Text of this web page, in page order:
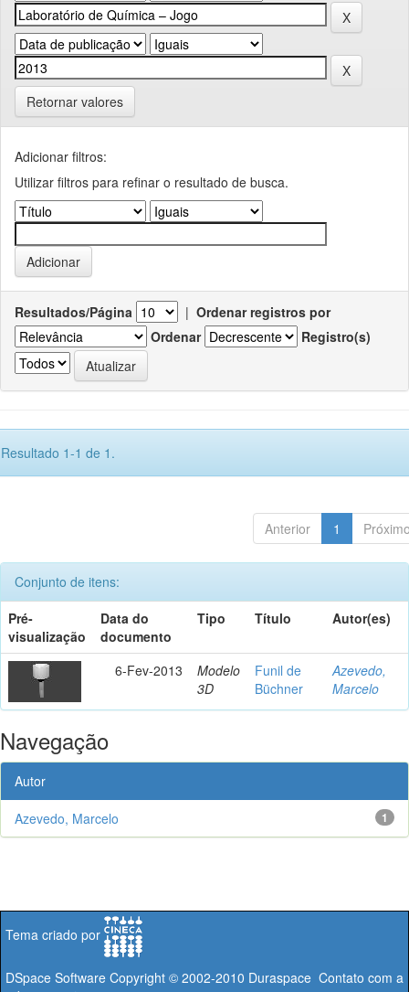
Retornar valores
Adicionar filtros:
Utilizar filtros para refinar o resultado de busca.
Resultados/Página | Ordenar registros por
Ordenar
Registro(s)
Resultado 1-1 de 1.
Anterior 1
Conjunto de itens:
Pré-
visualização
Data do
documento
Tipo Título Autor(es)
6-Fev-2013
Modelo
3D
Funil de
Büchner
Azevedo,
Marcelo
Navegação
Autor
1
Azevedo, Marcelo
Tema criado por
DSpace Software Copyright © 2002-2010 Duraspace Contato com a